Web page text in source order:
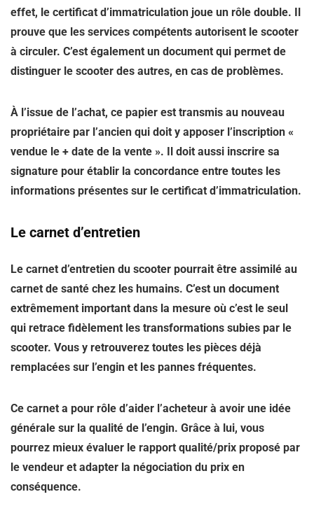
effet, le certificat d’immatriculation joue un rôle double. Il
prouve que les services compétents autorisent le scooter
à circuler. C’est également un document qui permet de
distinguer le scooter des autres, en cas de problèmes.
À l’issue de l’achat, ce papier est transmis au nouveau
propriétaire par l’ancien qui doit y apposer l’inscription «
vendue le + date de la vente ». Il doit aussi inscrire sa
signature pour établir la concordance entre toutes les
informations présentes sur le certificat d’immatriculation.
Le carnet d’entretien
Le carnet d’entretien du scooter pourrait être assimilé au
carnet de santé chez les humains. C’est un document
extrêmement important dans la mesure où c’est le seul
qui retrace fidèlement les transformations subies par le
scooter. Vous y retrouverez toutes les pièces déjà
remplacées sur l’engin et les pannes fréquentes.
Ce carnet a pour rôle d’aider l’acheteur à avoir une idée
générale sur la qualité de l’engin. Grâce à lui, vous
pourrez mieux évaluer le rapport qualité/prix proposé par
le vendeur et adapter la négociation du prix en
conséquence.